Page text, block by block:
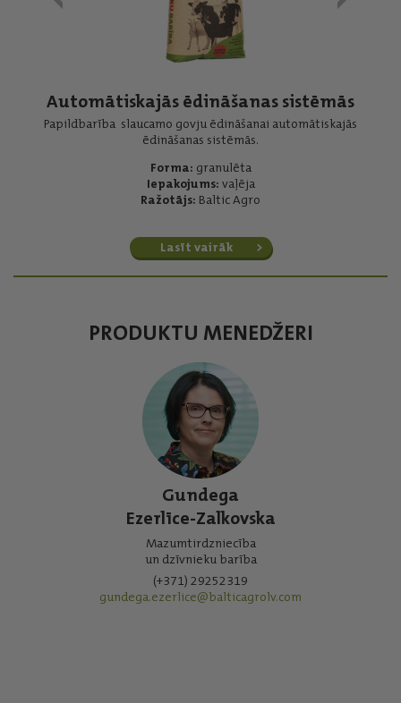
Automātiskajās ēdināšanas sistēmās
Papildbarība slaucamo govju ēdināšanai automātiskajās
ēdināšanas sistēmās.
Forma: granulēta
Iepakojums: vaļēja
Ražotājs: Baltic Agro
Lasīt vairāk
PRODUKTU MENEDŽERI
Gundega
Ezerlīce-Zalkovska
Mazumtirdzniecība
un dzīvnieku barība
(+371) 29252319
gundega.ezerlice@balticagrolv.com